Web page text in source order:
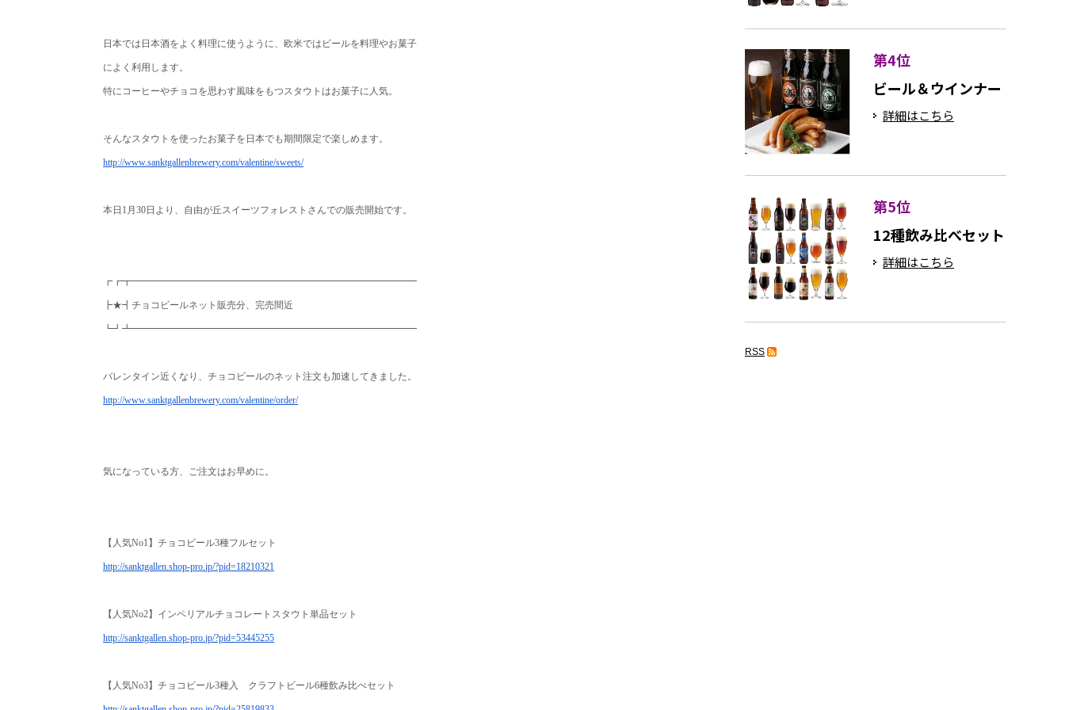
日本では日本酒をよく料理に使うように、 欧米ではビールを料理やお菓子
によく利用します。
特にコーヒーやチョコを思わす風味をもつスタウトはお菓子に人気。
そんなスタウトを使ったお菓子を日本でも期間限定で楽しめます。
http://www.sanktgallenbrewery.com/valentine/sweets/
本日1月30日より、 自由が丘スイーツフォレストさんでの販売開始です。
┏┏┳━━━━━━━━━━━━━━━━━━━━━━━━━━━━━━
┣★┫チョコビールネット販売分、完売間近
┗┛┻━━━━━━━━━━━━━━━━━━━━━━━━━━━━━━
バレンタイン近くなり、 チョコビールのネット注文も加速してきました。
http://www.sanktgallenbrewery.com/valentine/order/
気になっている方、ご注文はお早めに。
【人気No1】チョコビール3種フルセット
http://sanktgallen.shop-pro.jp/?pid=18210321
【人気No2】インペリアルチョコレートスタウト単品セット
http://sanktgallen.shop-pro.jp/?pid=53445255
【人気No3】チョコビール3種入 クラフトビール6種飲み比べセット
第4位
ビール＆ウインナー
詳細はこちら
第5位
12種飲み比べセット
詳細はこちら
RSS